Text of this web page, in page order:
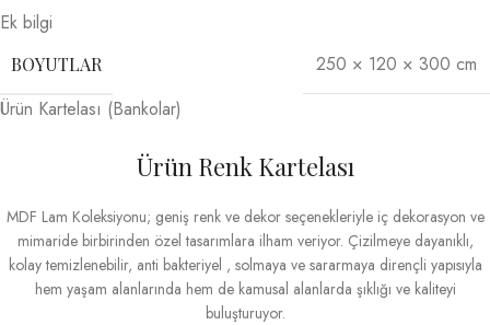
Ek bilgi
BOYUTLAR
250 × 120 × 300 cm
Ürün Kartelası (Bankolar)
Ürün Renk Kartelası
MDF Lam Koleksiyonu; geniş renk ve dekor seçenekleriyle iç dekorasyon ve
mimaride birbirinden özel tasarımlara ilham veriyor. Çizilmeye dayanıklı,
kolay temizlenebilir, anti bakteriyel , solmaya ve sararmaya dirençli yapısıyla
hem yaşam alanlarında hem de kamusal alanlarda şıklığı ve kaliteyi
buluşturuyor.